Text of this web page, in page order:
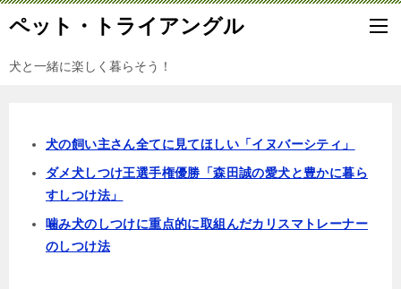
ペット・トライアングル
犬と一緒に楽しく暮らそう！
犬の飼い主さん全てに見てほしい「イヌバーシティ」
ダメ犬しつけ王選手権優勝「森田誠の愛犬と豊かに暮ら
すしつけ法」
噛み犬のしつけに重点的に取組んだカリスマトレーナー
のしつけ法